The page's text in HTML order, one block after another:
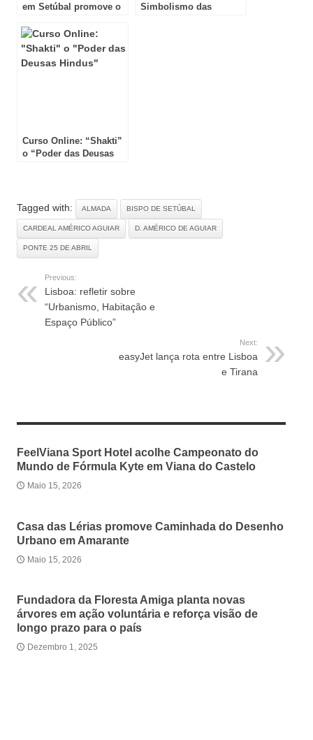
em Setúbal promove o
Simbolismo das
Curso Online: “Shakti”
o “Poder das Deusas
Tagged with: ALMADA BISPO DE SETÚBAL
CARDEAL AMÉRICO AGUIAR D. AMÉRICO DE AGUIAR
PONTE 25 DE ABRIL
Previous:
Lisboa: refletir sobre
“Urbanismo, Habitação e
Espaço Público”
Next:
easyJet lança rota entre Lisboa
e Tirana
FeelViana Sport Hotel acolhe Campeonato do
Mundo de Fórmula Kyte em Viana do Castelo
Maio 15, 2026
Casa das Lérias promove Caminhada do Desenho
Urbano em Amarante
Maio 15, 2026
Fundadora da Floresta Amiga planta novas
árvores em ação voluntária e reforça visão de
longo prazo para o país
Dezembro 1, 2025